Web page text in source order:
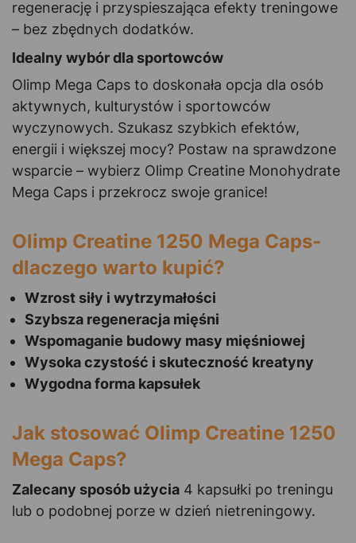
regenerację i przyspieszająca efekty treningowe
– bez zbędnych dodatków.
Idealny wybór dla sportowców
Olimp Mega Caps to doskonała opcja dla osób
aktywnych, kulturystów i sportowców
wyczynowych. Szukasz szybkich efektów,
energii i większej mocy? Postaw na sprawdzone
wsparcie – wybierz Olimp Creatine Monohydrate
Mega Caps i przekrocz swoje granice!
Olimp Creatine 1250 Mega Caps-
dlaczego warto kupić?
Wzrost siły i wytrzymałości
Szybsza regeneracja mięśni
Wspomaganie budowy masy mięśniowej
Wysoka czystość i skuteczność kreatyny
Wygodna forma kapsułek
Jak stosować Olimp Creatine 1250
Mega Caps?
Zalecany sposób użycia 4 kapsułki po treningu
lub o podobnej porze w dzień nietreningowy.